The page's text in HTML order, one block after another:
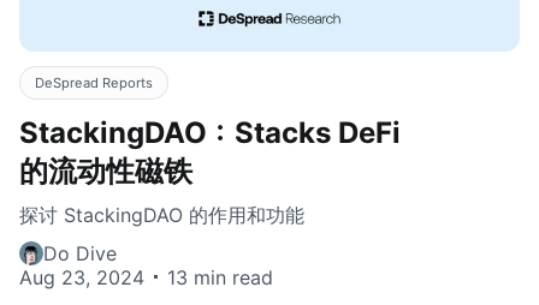
DeSpread Reports
StackingDAO：Stacks DeFi
的流动性磁铁
探讨 StackingDAO 的作用和功能
Do Dive
Aug 23, 2024
13 min read